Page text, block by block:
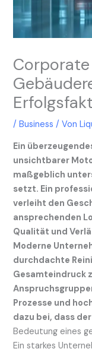
/Business / Von
Ein
unsichtbarer
maßgeblich
setzt. Ein
verleiht den
ansprechenden
Qualität und
Moderne
durchdachte
Gesamteindruck
Prozesse und
dazu bei, dass
Bedeutung eines
Ein starkes